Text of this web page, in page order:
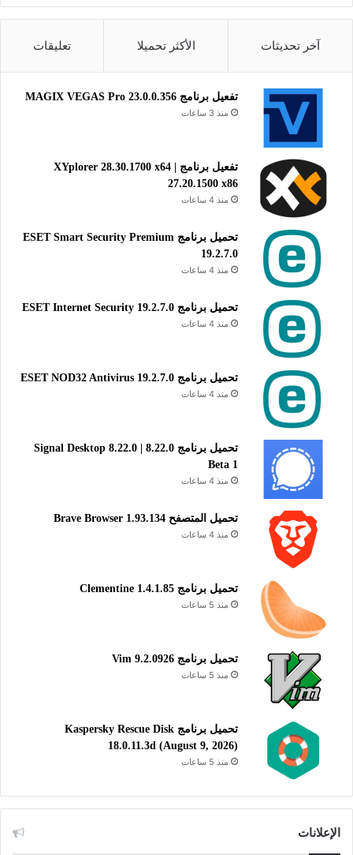
آخر تحديثات الأكثر تحميلا تعليقات
تفعيل برنامج MAGIX VEGAS Pro 23.0.0.356
منذ 3 ساعات
تفعيل برنامج XYplorer 28.30.1700 x64 |
27.20.1500 x86
منذ 4 ساعات
تحميل برنامج ESET Smart Security Premium
19.2.7.0
منذ 4 ساعات
تحميل برنامج ESET Internet Security 19.2.7.0
منذ 4 ساعات
تحميل برنامج ESET NOD32 Antivirus 19.2.7.0
منذ 4 ساعات
تحميل برنامج Signal Desktop 8.22.0 | 8.22.0
Beta 1
منذ 4 ساعات
تحميل المتصفح Brave Browser 1.93.134
منذ 4 ساعات
تحميل برنامج Clementine 1.4.1.85
منذ 5 ساعات
تحميل برنامج Vim 9.2.0926
منذ 5 ساعات
تحميل برنامج Kaspersky Rescue Disk
18.0.11.3d (August 9, 2026)
منذ 5 ساعات
الإعلانات